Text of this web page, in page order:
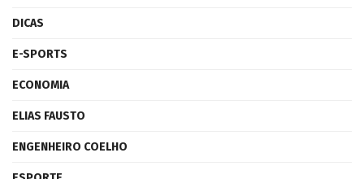
DICAS
E-SPORTS
ECONOMIA
ELIAS FAUSTO
ENGENHEIRO COELHO